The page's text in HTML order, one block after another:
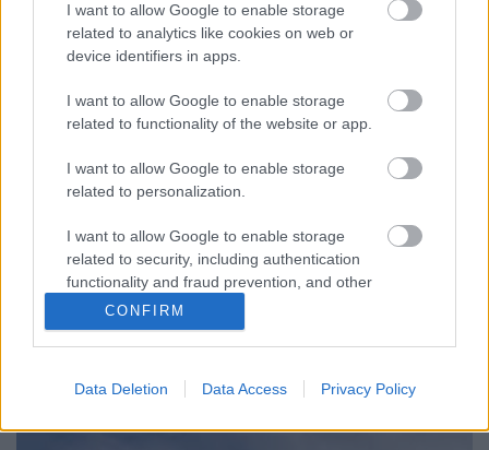
I want to allow Google to enable storage
related to analytics like cookies on web or
device identifiers in apps.
I want to allow Google to enable storage
related to functionality of the website or app.
I want to allow Google to enable storage
related to personalization.
I want to allow Google to enable storage
related to security, including authentication
functionality and fraud prevention, and other
user protection.
CONFIRM
Data Deletion Data Access Privacy Policy
Milyen jövő vár ránk? Egy kis
munkaszociológia és -
közgazdaságtan Domenico De Massi
alapján (I. rész)
emberiség történelmének új, poszt-indusztriális
szakaszába léptünk. Hogyan működik mármost ez a
társadalmi formáció? És mi benne Magyarország
szerepe? Egyáltalán: beléptünk már az új korszakba?
És milyen jövő vár ott ránk? Hogyan alakul benne
az…